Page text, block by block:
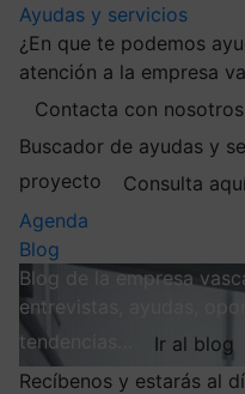
Ayudas y servicios
¿En que te podemos
atención a la empresa
Contacta con nosotros
Buscador de ayudas y
proyecto
Consulta
Agenda
Blog
Blog de la empresa
entrevistas, ayudas,
tendencias…
Ir al blog
Recíbenos y estarás al